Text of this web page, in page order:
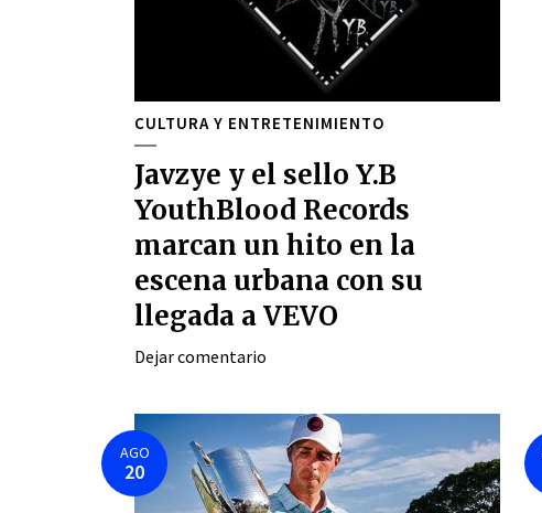
CULTURA Y ENTRETENIMIENTO
Javzye y el sello Y.B
YouthBlood Records
marcan un hito en la
escena urbana con su
llegada a VEVO
Dejar comentario
AGO
20